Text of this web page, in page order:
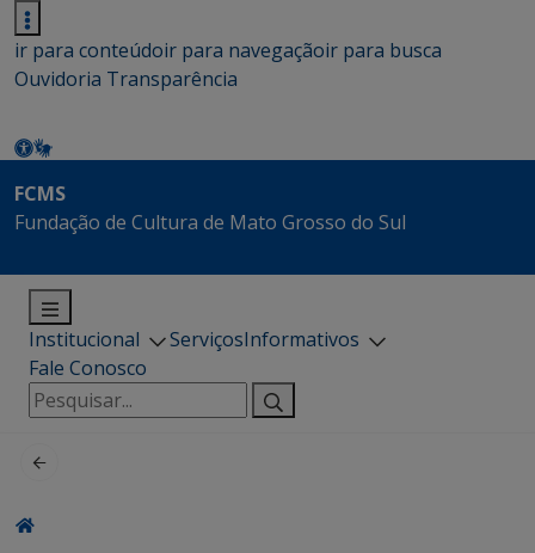
ir para conteúdoir para navegaçãoir para busca
Ouvidoria Transparência
FCMS
Fundação de Cultura de Mato Grosso do Sul
Institucional ServiçosInformativos
Fale Conosco
Pesquisar
por: